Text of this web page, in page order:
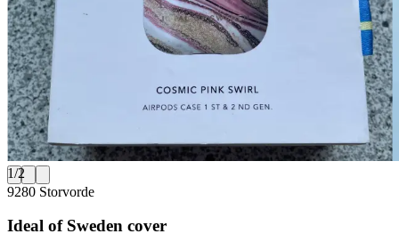
1/2
9280 Storvorde
Ideal of Sweden cover